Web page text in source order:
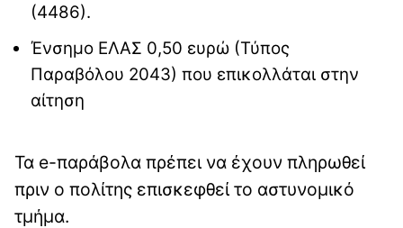
(4486).
Ένσημο ΕΛΑΣ 0,50 ευρώ (Τύπος
Παραβόλου 2043) που επικολλάται στην
αίτηση
Τα e-παράβολα πρέπει να έχουν πληρωθεί
πριν ο πολίτης επισκεφθεί το αστυνομικό
τμήμα.